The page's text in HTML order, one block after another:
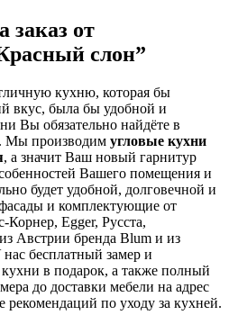
заказ от
слон”
кухню, которая бы
вкус, была бы удобной и
Вы обязательно найдёте в
Мы производим угловые кухни
, а значит Ваш новый гарнитур
Вашего помещения и
будет удобной, долговечной и
и комплектующие от
Egger, Русста,
Австрии бренда Blum и из
бесплатный замер и
в подарок, а также полный
до доставки мебели на адрес
рекомендаций по уходу за кухней.